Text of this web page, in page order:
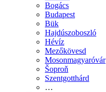
Bogács
Budapest
Bük
Hajdúszoboszló
Hévíz
Mezőkövesd
Mosonmagyaróvár
Šoproň
Szentgotthárd
…